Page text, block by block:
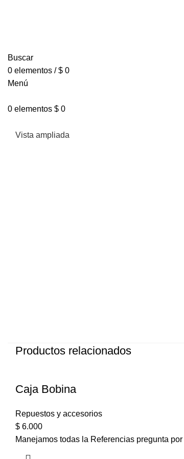
Buscar
0 elementos / $ 0
Menú
0 elementos $ 0
Vista ampliada
Productos relacionados
Caja Bobina
Repuestos y accesorios
$ 6.000
Manejamos todas la Referencias pregunta por